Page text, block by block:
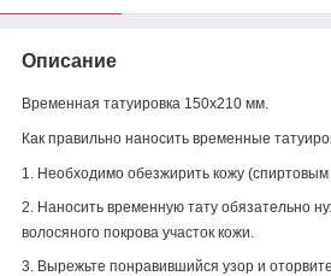
Описание
Временная татуировка 150х210 мм.
Как правильно наносить временные
1. Необходимо обезжирить кожу
2. Наносить временную тату обязательно
волосяного покрова участок кожи.
3. Вырежьте понравившийся узор и